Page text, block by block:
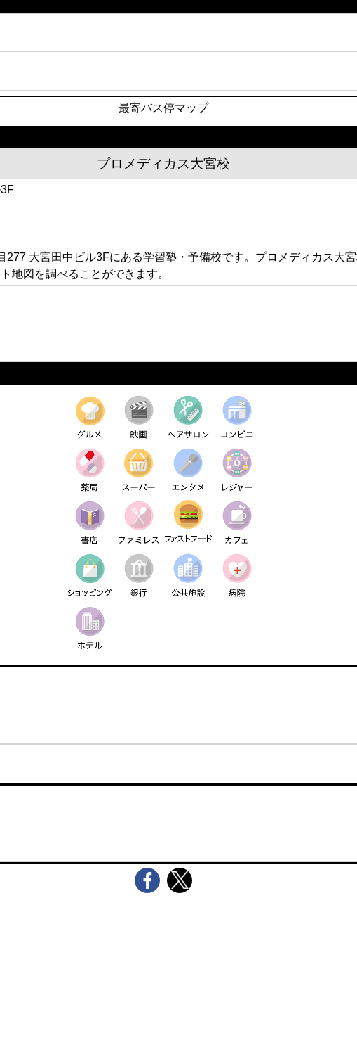
最寄バス停マップ
プロメディカス大宮校
大宮田中ビル3Fにある学習塾・予備校です。プロメディカス大
地図を調べることができます。